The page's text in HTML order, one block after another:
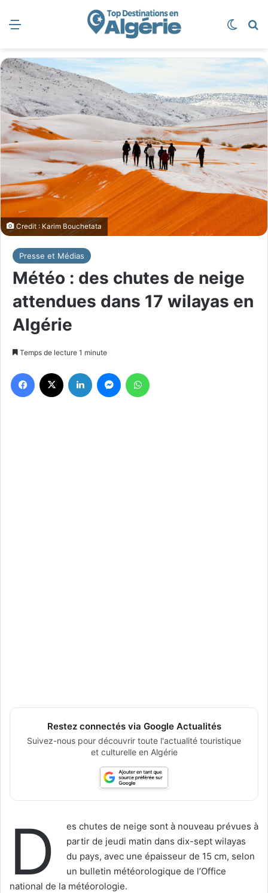
Credit : Karim Bouchetata
Presse et Médias
Météo : des chutes de neige
attendues dans 17 wilayas en
Algérie
Temps de lecture 1 minute
Restez connectés via Google Actualités
Suivez-nous pour découvrir toute l'actualité touristique
et culturelle en Algérie
D
es chutes de neige sont à nouveau prévues à
partir de jeudi matin dans dix-sept wilayas
du pays, avec une épaisseur de 15 cm, selon
un bulletin météorologique de l’Office
national de la météorologie.